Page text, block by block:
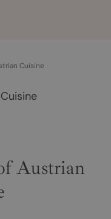
Cuisine
Austrian